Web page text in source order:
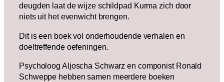
deugden laat de wijze schildpad Kurma zich door
niets uit het evenwicht brengen.
Dit is een boek vol onderhoudende verhalen en
doeltreffende oefeningen.
Psycholoog Aljoscha Schwarz en componist Ronald
Schweppe hebben samen meerdere boeken